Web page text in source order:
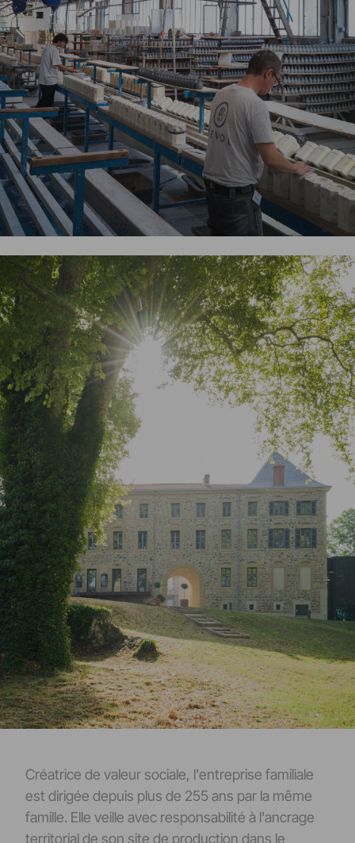
Créatrice de valeur sociale, l'entreprise familiale
est dirigée depuis plus de 255 ans par la même
famille. Elle veille avec responsabilité à l'ancrage
territorial de son site de production dans le